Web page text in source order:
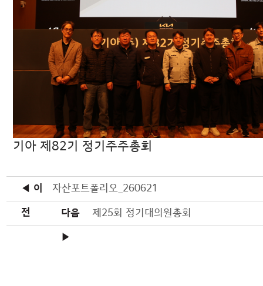
기아 제82기 정기주주총회
◀ 이
전
자산포트폴리오_260621
다음
▶
제25회 정기대의원총회